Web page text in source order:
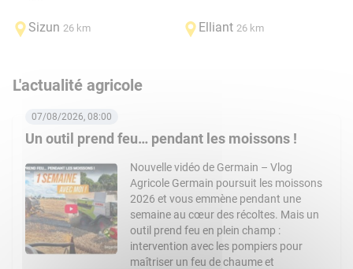
Sizun 26 km Elliant 26 km
L'actualité agricole
Un outil prend feu… pendant les moissons !
07/08/2026, 08:00
Nouvelle vidéo de Germain – Vlog
Agricole Germain poursuit les moissons
2026 et vous emmène pendant une
semaine au cœur des récoltes. Mais un
outil prend feu en plein champ :
intervention avec les pompiers pour
maîtriser un feu de chaume et